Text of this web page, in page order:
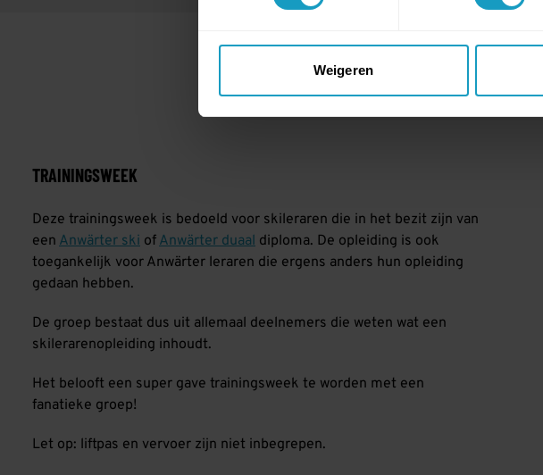
Weigeren
TRAININGSWEEK
Deze trainingsweek is bedoeld voor skileraren die in het bezit zijn van
een Anwärter ski ofAnwärter duaal diploma. De opleiding is ook
toegankelijk voor Anwärter leraren die ergens anders hun opleiding
gedaan hebben.
De groep bestaat dus uit allemaal deelnemers die weten wat een
skilerarenopleiding inhoudt.
Het belooft een super gave trainingsweek te worden met een
fanatieke groep!
Let op: liftpas en vervoer zijn niet inbegrepen.